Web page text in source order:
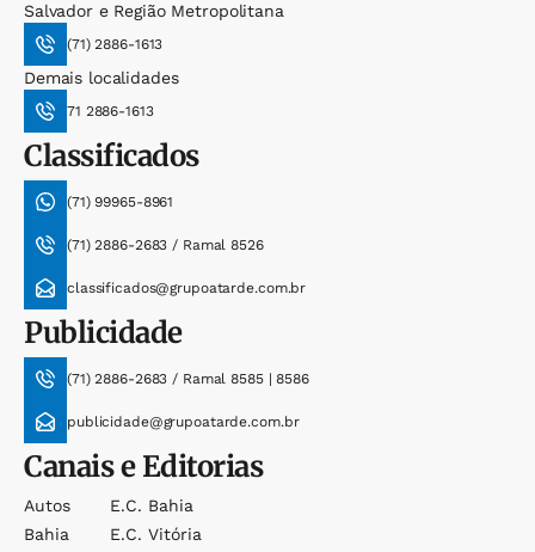
Salvador e Região Metropolitana
(71) 2886-1613
Demais localidades
71 2886-1613
Classificados
(71) 99965-8961
(71) 2886-2683 / Ramal 8526
classificados@grupoatarde.com.br
Publicidade
(71) 2886-2683 / Ramal 8585 | 8586
publicidade@grupoatarde.com.br
Canais e Editorias
Autos
Bahia
E.c. Bahia
E.c. Vitória